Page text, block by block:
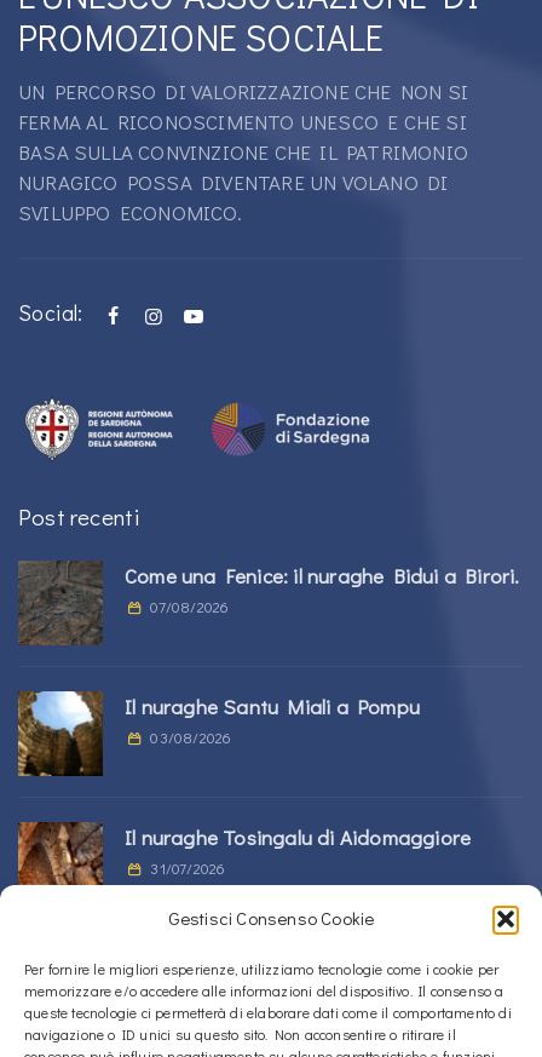
Gestisci Consenso Cookie
Per fornire le migliori esperienze, utilizziamo tecnologie come i cookie per
memorizzare e/o accedere alle informazioni del dispositivo. Il consenso a
queste tecnologie ci permetterà di elaborare dati come il comportamento di
navigazione o ID unici su questo sito. Non acconsentire o ritirare il
PROMOZIONE SOCIALE
UN PERCORSO DI VALORIZZAZIONE CHE NON SI
FERMA AL RICONOSCIMENTO UNESCO E CHE SI
BASA SULLA CONVINZIONE CHE IL PATRIMONIO
NURAGICO POSSA DIVENTARE UN VOLANO DI
SVILUPPO ECONOMICO.
Social:
Post recenti
Come una Fenice: il nuraghe Bidui a Birori.
07/08/2026
Il nuraghe Santu Miali a Pompu
03/08/2026
Il nuraghe Tosingalu di Aidomaggiore
31/07/2026
La tomba di giganti s’Ortali ‘e su Monte a
Tortolì
21/07/2026